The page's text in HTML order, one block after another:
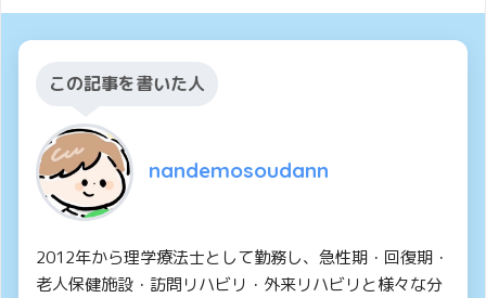
この記事を書いた人
nandemosoudann
2012年から理学療法士として勤務し、急性期・回復期・
老人保健施設・訪問リハビリ・外来リハビリと様々な分